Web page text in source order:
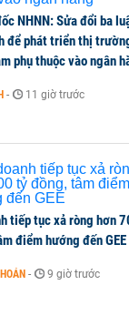
KHOÁN 1 phút trước
phát
năm
khẩu gạo của
HÓA - 1 phút trước
NHNN: Sửa đổi ba
để phát triển thị
phụ thuộc vào ngân
- 11 giờ trước
tiếp tục xả ròng hơn
điểm hướng đến GEE
- 9 giờ trước